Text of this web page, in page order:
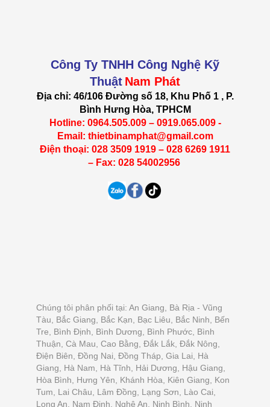
Công Ty TNHH Công Nghệ Kỹ
Thuật Nam Phát
Địa chỉ: 46/106 Đường số 18, Khu Phố 1 , P.
Bình Hưng Hòa, TPHCM
Hotline: 0964.505.009 – 0919.065.009 -
Email: thietbinamphat@gmail.com
Điện thoại: 028 3509 1919 – 028 6269 1911
– Fax: 028 54002956
Chúng tôi phân phối tại: An Giang, Bà Rịa - Vũng
Tàu, Bắc Giang, Bắc Kạn, Bạc Liêu, Bắc Ninh, Bến
Tre, Bình Định, Bình Dương, Bình Phước, Bình
Thuận, Cà Mau, Cao Bằng, Đắk Lắk, Đắk Nông,
Điện Biên, Đồng Nai, Đồng Tháp, Gia Lai, Hà
Giang, Hà Nam, Hà Tĩnh, Hải Dương, Hậu Giang,
Hòa Bình, Hưng Yên, Khánh Hòa, Kiên Giang, Kon
Tum, Lai Châu, Lâm Đồng, Lạng Sơn, Lào Cai,
Long An, Nam Định, Nghệ An, Ninh Bình, Ninh